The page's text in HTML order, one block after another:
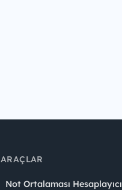
ARAÇLAR
Not Ortalaması Hesaplayıcı